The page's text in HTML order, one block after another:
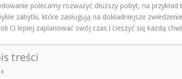
polecamy rozważyć dłuższy pobyt, na
zabytki, które zasługują na dokładniejsze
Ci lepiej zaplanować swój czas i cieszyć się każdą
treści